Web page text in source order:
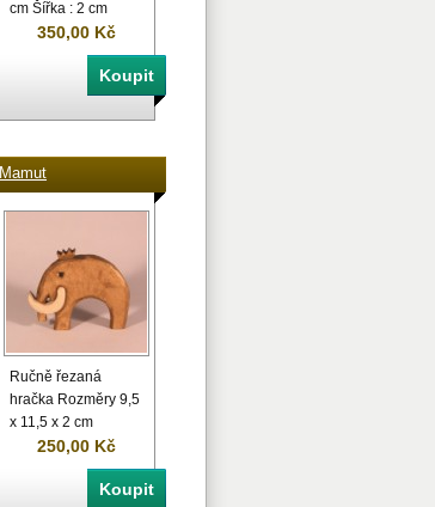
cm Šířka : 2 cm
350,00 Kč
Mamut
Ručně řezaná
hračka Rozměry 9,5
x 11,5 x 2 cm
250,00 Kč